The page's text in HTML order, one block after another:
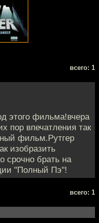
всего: 1
этого фильма!вчера
пор впечатления так
фильм.Рутгер
изобразить
срочно брать на
"Полный Пэ"!
всего: 1